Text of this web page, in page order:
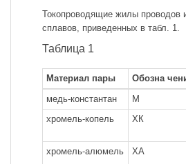
Токопроводящие жилы проводов
сплавов, приведенных в табл. 1.
Таблица 1
Материал пары Обозна
медь-константан
М
хромель-копель
ХК
хромель-алюмель ХА